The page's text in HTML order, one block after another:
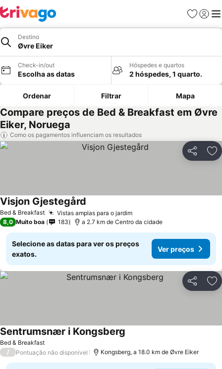
Favoritos
Iniciar
Destino
Øvre Eiker
Check-in/out
Escolha as datas
Hóspedes e quartos
2 hóspedes, 1 quarto.
Ordenar Filtrar Mapa
Compare preços de Bed & Breakfast em Øvre
Eiker, Noruega
Como os pagamentos influenciam os resultados
Partilhar
Bed & Breakfast Vistas amplas para o jardim
Visjon Gjestegård
8,0 Muito boa 183 a 2.7 km de Centro da cidade
Selecione as datas para ver os preços
exatos.
Ver preços
Partilhar
Bed & Breakfast
Sentrumsnær i Kongsberg
/ Pontuação não disponível Kongsberg, a 18.0 km de Øvre Eiker